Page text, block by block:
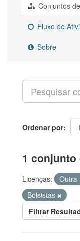
Conjuntos
Fluxo de
Sobre
Ordenar por
1 conjunto
Licenças: Outra
Bolsistas
Filtrar